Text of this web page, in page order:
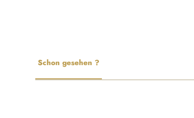
Schon gesehen ?